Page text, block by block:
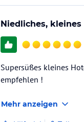
Niedliches,
Supersüßes kleines
empfehlen !
Mehr anzeigen